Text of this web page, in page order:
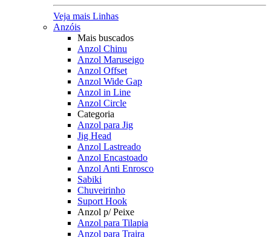
Veja mais Linhas
Anzóis
Mais buscados
Anzol Chinu
Anzol Maruseigo
Anzol Offset
Anzol Wide Gap
Anzol in Line
Anzol Circle
Categoria
Anzol para Jig
Jig Head
Anzol Lastreado
Anzol Encastoado
Anzol Anti Enrosco
Sabiki
Chuveirinho
Suport Hook
Anzol p/ Peixe
Anzol para Tilapia
Anzol para Traira